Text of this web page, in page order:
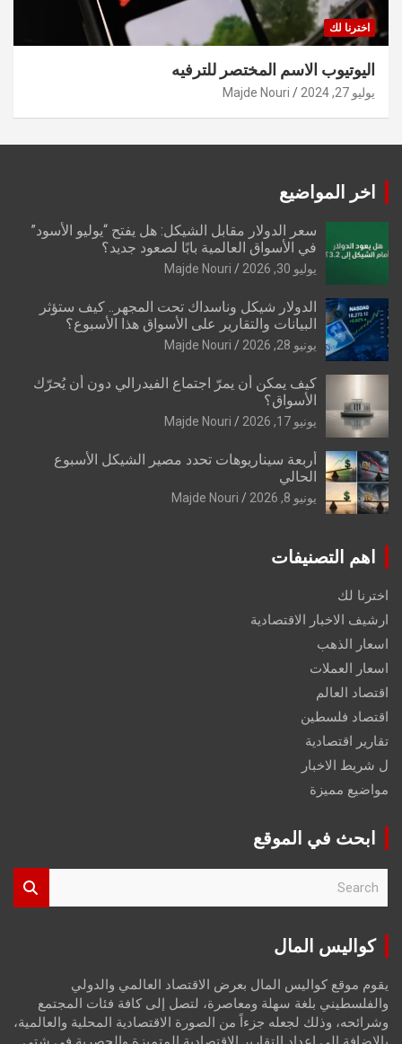
اخترنا لك
اليوتيوب الاسم المختصر للترفيه
يوليو 27, 2024 Majde Nouri
اخر المواضيع
سعر الدولار مقابل الشيكل: هل يفتح “يوليو الأسود”
في الأسواق العالمية بابًا لصعود جديد؟
يوليو 30, 2026 Majde Nouri
الدولار شيكل وناسداك تحت المجهر.. كيف ستؤثر
البيانات والتقارير على الأسواق هذا الأسبوع؟
يونيو 28, 2026 Majde Nouri
كيف يمكن أن يمرّ اجتماع الفيدرالي دون أن يُحرّك
الأسواق؟
يونيو 17, 2026 Majde Nouri
أربعة سيناريوهات تحدد مصير الشيكل الأسبوع
الحالي
يونيو 8, 2026 Majde Nouri
اهم التصنيفات
اخترنا لك
ارشيف الاخبار الاقتصادية
اسعار الذهب
اسعار العملات
اقتصاد العالم
اقتصاد فلسطين
تقارير اقتصادية
ل شريط الاخبار
مواضيع مميزة
ابحث في الموقع
r
كواليس المال
يقوم موقع كواليس المال بعرض الاقتصاد العالمي والدولي
والفلسطيني بلغة سهلة ومعاصرة، لتصل إلى كافة فئات المجتمع
وشرائحه، وذلك لجعله جزءاً من الصورة الاقتصادية المحلية والعالمية،